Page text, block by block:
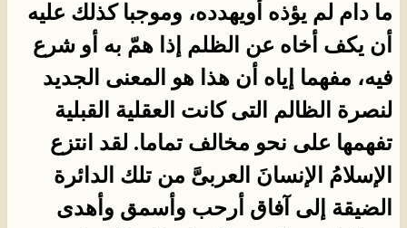
ما دام لم يؤذه أويهدده، وموجبا كذلك عليه
أن يكف أخاه عن الظلم إذا همّ به أو شرع
فيه، مفهما إياه أن هذا هو المعنى الجديد
لنصرة الظالم التى كانت العقلية القبلية
تفهمها على نحو مخالف تماما. لقد انتزع
الإسلامُ الإنسانَ العربىَّ من تلك الدائرة
الضيقة إلى آفاق أرحب وأسمق وأهدى